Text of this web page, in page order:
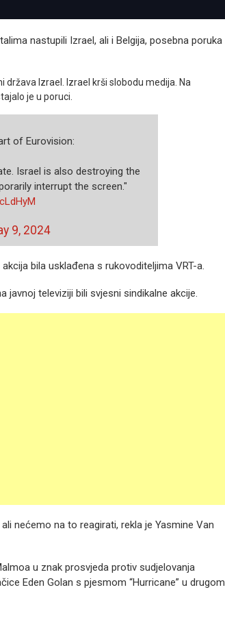
nastupili Izrael, ali i Belgija, posebna poruka
država Izrael. Izrael krši slobodu medija. Na
je u poruci.
of Eurovision:
Israel is also destroying the
interrupt the screen."
9, 2024
bila usklađena s rukovoditeljima VRT-a.
javnoj televiziji bili svjesni sindikalne akcije.
nećemo na to reagirati, rekla je Yasmine Van
u znak prosvjeda protiv sudjelovanja
Eden Golan s pjesmom “Hurricane” u drugom